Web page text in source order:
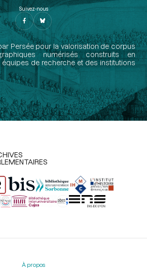
Suivez-nous
Persée pour la valorisation de corpus
numérisés construits en
de recherche et des institutions
À propos